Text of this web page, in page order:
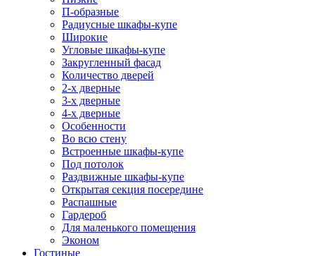
П-образные
Радиусные шкафы-купе
Широкие
Угловые шкафы-купе
Закругленный фасад
Количество дверей
2-х дверные
3-х дверные
4-х дверные
Особенности
Во всю стену
Встроенные шкафы-купе
Под потолок
Раздвижные шкафы-купе
Открытая секция посередине
Распашные
Гардероб
Для маленького помещения
Эконом
Гостиные